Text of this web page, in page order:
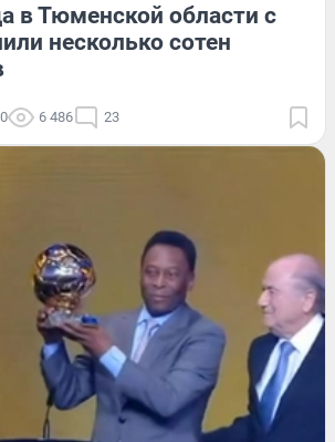
в Тюменской области с
несколько сотен
6 486 23